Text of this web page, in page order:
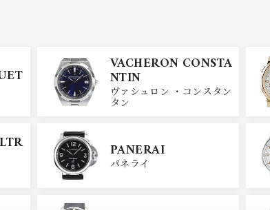
VACHERON CONSTA
NTIN
ヴァシュロン ・コンスタン
タン
PANERAI
パネライ